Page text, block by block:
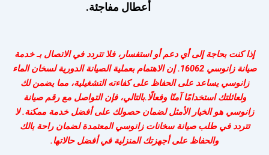
أعطال مفاجئة.
إذا كنت بحاجة إلى أي دعم أو استفسار، فلا تتردد في الاتصال بـ خدمة
صيانة زانوسي 16062. إن الاهتمام بعملية الصيانة الدورية لسخان الماء
زانوسي يساعد على الحفاظ على كفاءته التشغيلية، مما يضمن لك
ولعائلتك استخدامًا آمنًا وفعالًا.بالتالي، فإن التواصل مع رقم صيانة
زانوسي هو الخيار الأمثل لضمان حصولك على أفضل خدمة ممكنة. لا
تتردد في طلب صيانة سخانات زانوسي المعتمدة لضمان راحة بالك
والحفاظ على أجهزتك المنزلية في أفضل حالاتها.